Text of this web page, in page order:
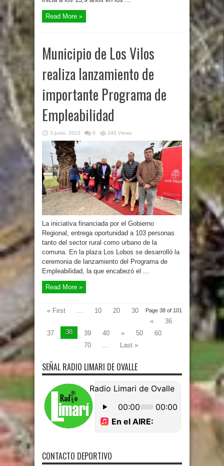
Read More »
Municipio de Los Vilos
realiza lanzamiento de
importante Programa de
Empleabilidad
3 junio, 2023 0 340 Views
La iniciativa financiada por el Gobierno
Regional, entrega oportunidad a 103 personas
tanto del sector rural como urbano de la
comuna. En la plaza Los Lobos se desarrolló la
ceremonia de lanzamiento del Programa de
Empleabilidad, la que encabezó el ...
Read More »
Page 38 of 101
« First ... 10 20
30
«
36
37
38 39 40 » 50
60
70
... Last »
SEÑAL RADIO LIMARI DE OVALLE
CONTACTO DEPORTIVO